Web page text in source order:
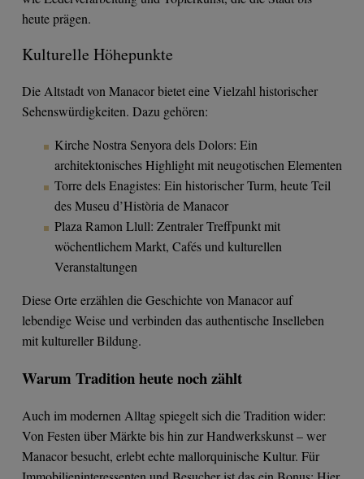
heute prägen.
Kulturelle Höhepunkte
Die Altstadt von Manacor bietet eine Vielzahl historischer
Sehenswürdigkeiten. Dazu gehören:
Kirche Nostra Senyora dels Dolors: Ein
architektonisches Highlight mit neugotischen Elementen
Torre dels Enagistes: Ein historischer Turm, heute Teil
des Museu d’Història de Manacor
Plaza Ramon Llull: Zentraler Treffpunkt mit
wöchentlichem Markt, Cafés und kulturellen
Veranstaltungen
Diese Orte erzählen die Geschichte von Manacor auf
lebendige Weise und verbinden das authentische Inselleben
mit kultureller Bildung.
Warum Tradition heute noch zählt
Auch im modernen Alltag spiegelt sich die Tradition wider:
Von Festen über Märkte bis hin zur Handwerkskunst – wer
Manacor besucht, erlebt echte mallorquinische Kultur. Für